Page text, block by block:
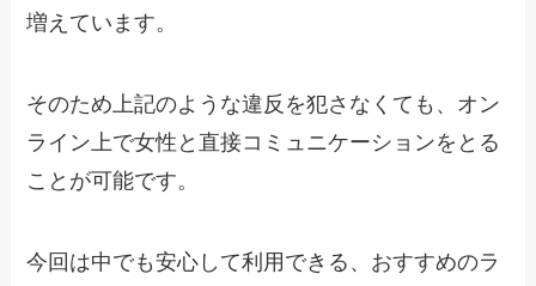
増えています。
そのため上記のような違反を犯さなくても、オン
ライン上で女性と直接コミュニケーションをとる
ことが可能です。
今回は中でも安心して利用できる、おすすめのラ